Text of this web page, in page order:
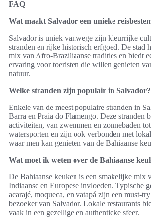
FAQ
Wat maakt Salvador een unieke
Salvador is uniek vanwege zijn kleurrijke
stranden en rijke historisch erfgoed. De stad
mix van Afro-Braziliaanse tradities en biedt
ervaring voor toeristen die willen genieten
natuur.
Welke stranden zijn populair in Salvador?
Enkele van de meest populaire stranden in
Barra en Praia do Flamengo. Deze stranden
activiteiten, van zwemmen en zonnebaden
watersporten en zijn ook verbonden met
waar men kan genieten van de Bahiaanse
Wat moet ik weten over de Bahiaanse
De Bahiaanse keuken is een smakelijke mix
Indiaanse en Europese invloeden. Typische
acarajé, moqueca, en vatapá zijn een must-
bezoeker van Salvador. Lokale restaurants
vaak in een gezellige en authentieke sfeer.